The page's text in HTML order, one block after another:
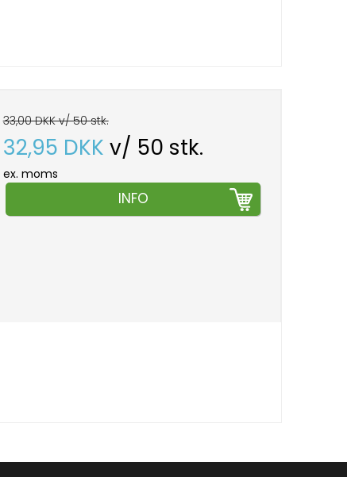
33,00 DKK v/ 50 stk.
32,95 DKK v/ 50 stk.
ex. moms
INFO